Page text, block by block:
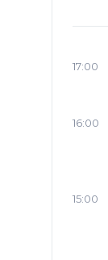
17:00
16:00
15:00